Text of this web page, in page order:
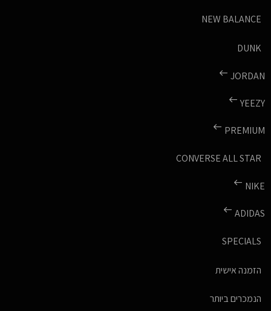
NEW BALANCE
DUNK
JORDAN
YEEZY
PREMIUM
CONVERSE ALL STAR
NIKE
ADIDAS
SPECIALS
הזמנה אישית
הנמכרים ביותר